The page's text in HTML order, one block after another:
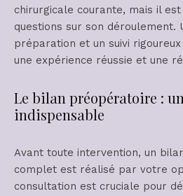
chirurgicale courante, mais il
questions sur son déroulement.
préparation et un suivi
une expérience réussie et une
Le bilan préopératoire :
indispensable
Avant toute intervention, un
complet est réalisé par votre
consultation est cruciale pour